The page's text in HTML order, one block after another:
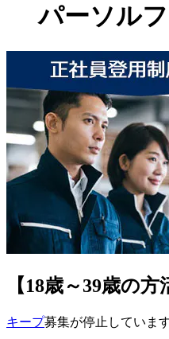
パーソル
【18歳～39歳の
キープ募集が停止していま